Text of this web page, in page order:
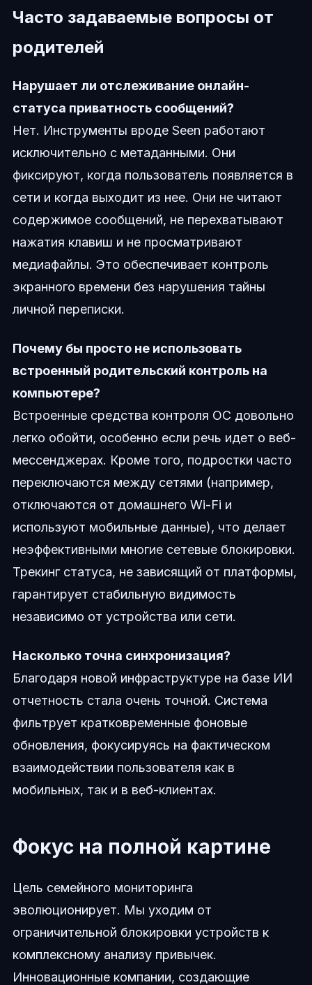
Часто задаваемые вопросы от
родителей
Нарушает ли отслеживание онлайн-
статуса приватность сообщений?
Нет. Инструменты вроде Seen работают
исключительно с метаданными. Они
фиксируют, когда пользователь появляется в
сети и когда выходит из нее. Они не читают
содержимое сообщений, не перехватывают
нажатия клавиш и не просматривают
медиафайлы. Это обеспечивает контроль
экранного времени без нарушения тайны
личной переписки.
Почему бы просто не использовать
встроенный родительский контроль на
компьютере?
Встроенные средства контроля ОС довольно
легко обойти, особенно если речь идет о веб-
мессенджерах. Кроме того, подростки часто
переключаются между сетями (например,
отключаются от домашнего Wi-Fi и
используют мобильные данные), что делает
неэффективными многие сетевые блокировки.
Трекинг статуса, не зависящий от платформы,
гарантирует стабильную видимость
независимо от устройства или сети.
Насколько точна синхронизация?
Благодаря новой инфраструктуре на базе ИИ
отчетность стала очень точной. Система
фильтрует кратковременные фоновые
обновления, фокусируясь на фактическом
взаимодействии пользователя как в
мобильных, так и в веб-клиентах.
Фокус на полной картине
Цель семейного мониторинга
эволюционирует. Мы уходим от
ограничительной блокировки устройств к
комплексному анализу привычек.
Инновационные компании, создающие